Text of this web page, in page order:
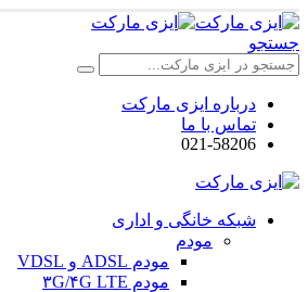
جستجو
درباره ایزی مارکت
تماس با ما
021-58206
شبکه خانگی و اداری
مودم
مودم ADSL و VDSL
مودم ۳G/۴G LTE